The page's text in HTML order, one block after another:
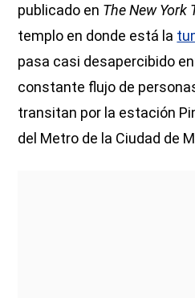
publicado en The New York
templo en donde está la
pasa casi desapercibido
constante flujo de
transitan por la estación
del Metro de la Ciudad de